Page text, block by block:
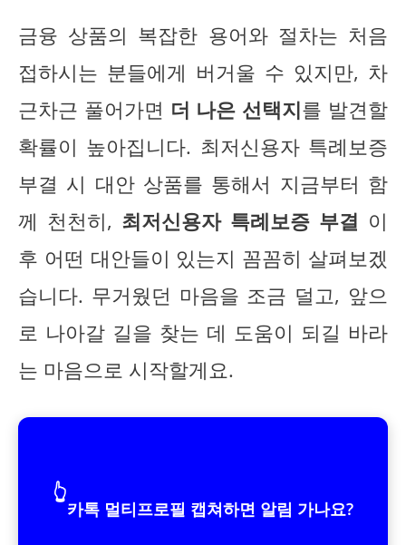
금융 상품의 복잡한 용어와 절차는 처음
접하시는 분들에게 버거울 수 있지만, 차
근차근 풀어가면 더 나은 선택지를 발견할
확률이 높아집니다. 최저신용자 특례보증
부결 시 대안 상품를 통해서 지금부터 함
께 천천히, 최저신용자 특례보증 부결 이
후 어떤 대안들이 있는지 꼼꼼히 살펴보겠
습니다. 무거웠던 마음을 조금 덜고, 앞으
로 나아갈 길을 찾는 데 도움이 되길 바라
는 마음으로 시작할게요.
👆
카톡 멀티프로필 캡쳐하면 알림 가나요?